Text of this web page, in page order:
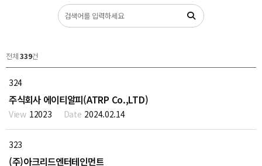
전체339건
324
주식회사 에이티알피(ATRP Co.,LTD)
12023 2024.02.14
323
(주)아크리드엔터테인먼트